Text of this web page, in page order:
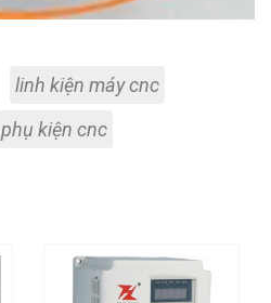
linh kiện máy cnc
phụ kiện cnc